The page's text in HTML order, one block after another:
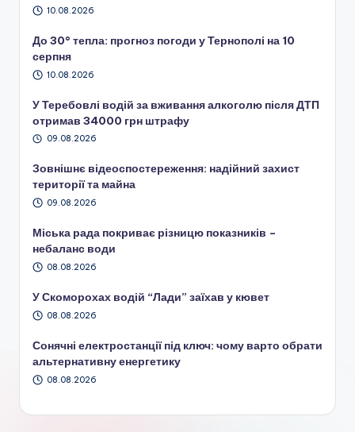
10.08.2026
До 30° тепла: прогноз погоди у Тернополі на 10
серпня
10.08.2026
У Теребовлі водій за вживання алкоголю після ДТП
отримав 34000 грн штрафу
09.08.2026
Зовнішнє відеоспостереження: надійний захист
території та майна
09.08.2026
Міська рада покриває різницю показників –
небаланс води
08.08.2026
У Скоморохах водій “Лади” заїхав у кювет
08.08.2026
Сонячні електростанції під ключ: чому варто обрати
альтернативну енергетику
08.08.2026